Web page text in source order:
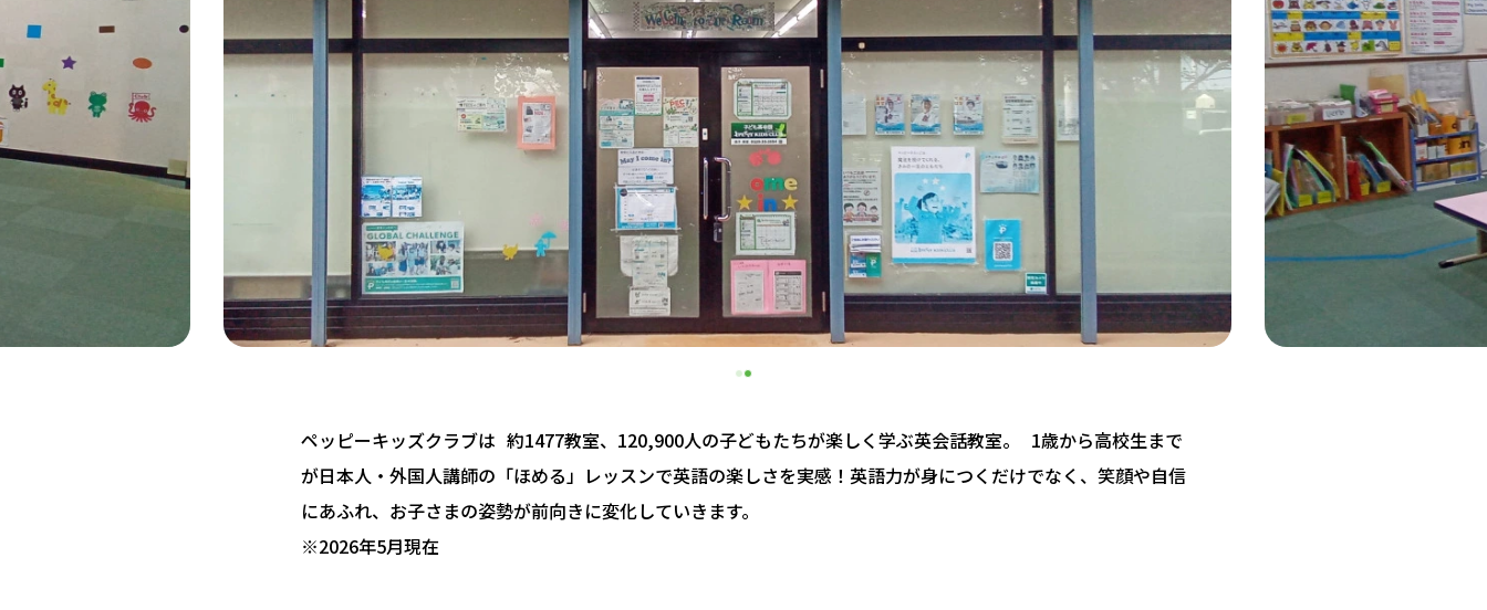
ペッピーキッズクラブは 約1477教室、120,900人の子どもたちが楽しく学ぶ英会話教室。 1歳から高校生まで
が日本人・外国人講師の「ほめる」レッスンで英語の楽しさを実感！英語力が身につくだけでなく、笑顔や自信
にあふれ、お子さまの姿勢が前向きに変化していきます。
※2026年5月現在